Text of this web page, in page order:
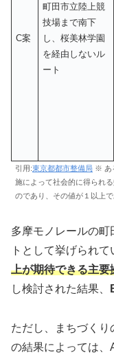
C案
町田市立陸上競
技場まで南下
し、桜美林学園
を経由しないル
ート
引用:東京都都市整備局 ※ あ
施によって社会的に得られ
のであり、その値が１以上
多摩モノレールの
トとして挙げられて
上が期待できる主要
し検討された結果、
ただし、まちづく
の結果によっては、